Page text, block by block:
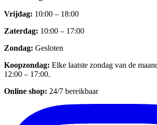
Vrijdag: 10:00 – 18:00
Zaterdag: 10:00 – 17:00
Zondag: Gesloten
Koopzondag: Elke laatste zondag van de
12:00 – 17:00.
Online shop: 24/7 bereikbaar